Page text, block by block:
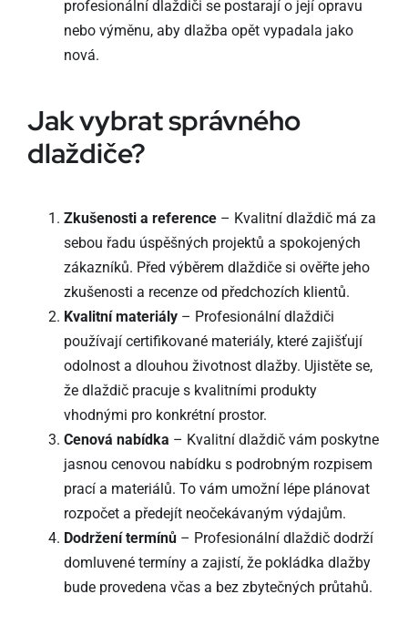
profesionální dlaždiči se postarají o její opravu
nebo výměnu, aby dlažba opět vypadala jako
nová.
Jak vybrat správného
dlaždiče?
Zkušenosti a reference– Kvalitní dlaždič má za
sebou řadu úspěšných projektů a spokojených
zákazníků. Před výběrem dlaždiče si ověřte jeho
zkušenosti a recenze od předchozích klientů.
Kvalitní materiály– Profesionální dlaždiči
používají certifikované materiály, které zajišťují
odolnost a dlouhou životnost dlažby. Ujistěte se,
že dlaždič pracuje s kvalitními produkty
vhodnými pro konkrétní prostor.
Cenová nabídka – Kvalitní dlaždič vám poskytne
jasnou cenovou nabídku s podrobným rozpisem
prací a materiálů. To vám umožní lépe plánovat
rozpočet a předejít neočekávaným výdajům.
Dodržení termínů– Profesionální dlaždič dodrží
domluvené termíny a zajistí, že pokládka dlažby
bude provedena včas a bez zbytečných průtahů.